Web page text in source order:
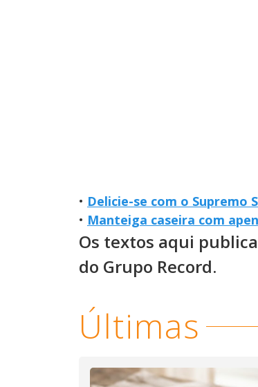
• Delicie-se com o Supremo
• Manteiga caseira com
Os textos aqui
do Grupo Record.
Últimas